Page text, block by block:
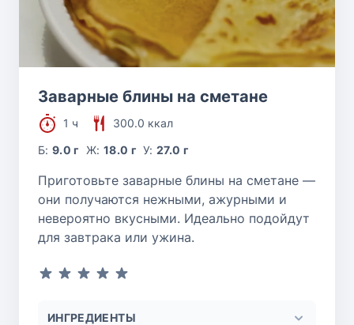
Заварные блины на сметане
1 ч
300.0 ккал
Б:9.0 г Ж: 18.0 г У:27.0 г
Приготовьте заварные блины на сметане —
они получаются нежными, ажурными и
невероятно вкусными. Идеально подойдут
для завтрака или ужина.
ИНГРЕДИЕНТЫ